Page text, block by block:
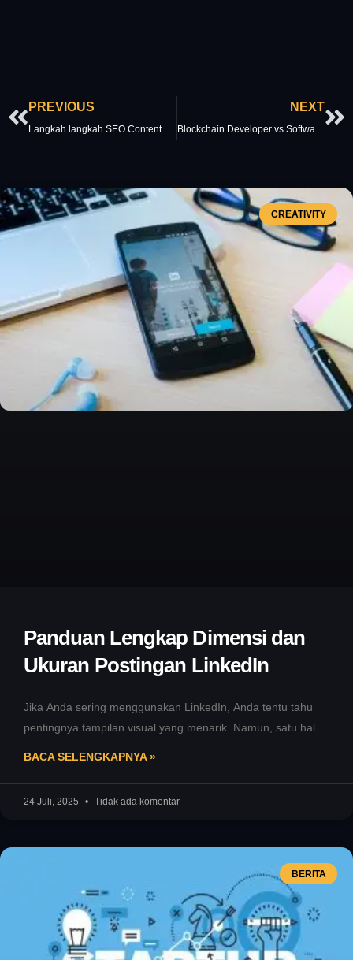
Prev
PREVIOUS
Langkah langkah SEO Content Writing yang Wajib diKuasai
NEXT
Blockchain Developer vs Software Developer: Apa Perbedaannya?
CREATIVITY
Panduan Lengkap Dimensi dan
Ukuran Postingan LinkedIn
Jika Anda sering menggunakan LinkedIn, Anda tentu tahu
pentingnya tampilan visual yang menarik. Namun, satu hal
BACA SELENGKAPNYA »
24 Juli, 2025 Tidak ada komentar
BERITA